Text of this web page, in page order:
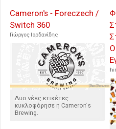
Cameron's - Foreczech /
Switch 360
Γιώργος Ιορδανίδης
Δυο νέες ετικέτες
κυκλοφόρησε η Cameron's
Brewing.